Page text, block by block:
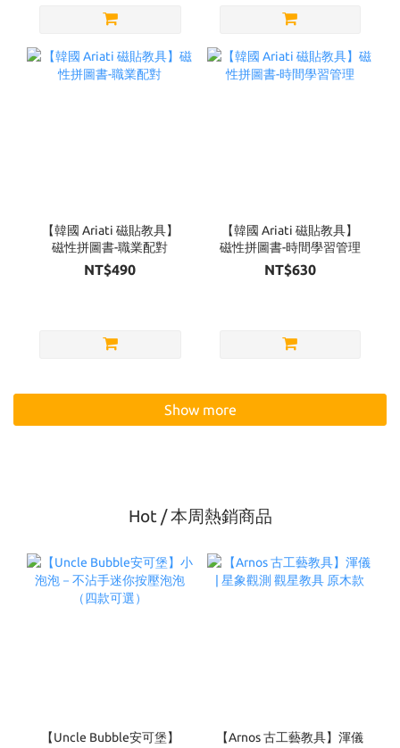
【韓國 Ariati 磁貼教具】
磁性拼圖書-職業配對
NT$490
【韓國 Ariati 磁貼教具】
磁性拼圖書-時間學習管理
NT$630
Show more
Hot / 本周熱銷商品
【Uncle Bubble安可堡】
【Arnos 古工藝教具】渾儀